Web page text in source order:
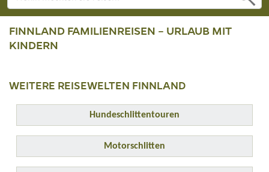
FINNLAND FAMILIENREISEN – URLAUB MIT
KINDERN
WEITERE REISEWELTEN FINNLAND
Hundeschlittentouren
Motorschlitten